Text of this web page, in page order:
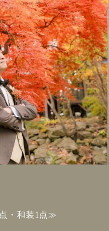
・和装1点≫